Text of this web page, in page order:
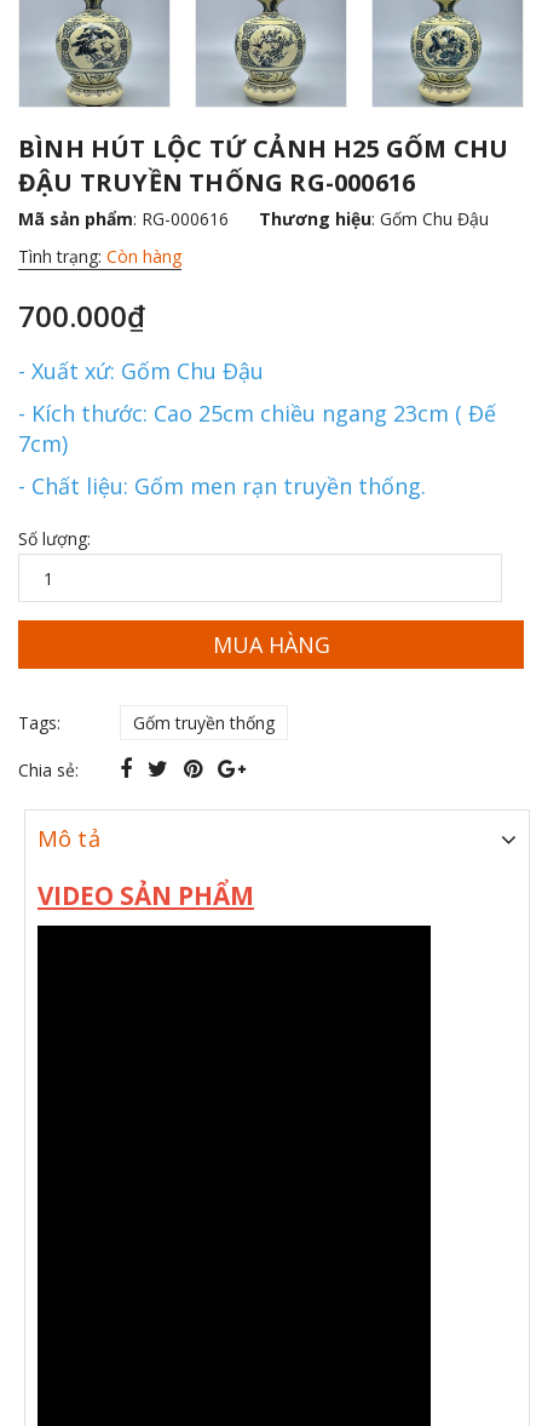
BÌNH HÚT LỘC TỨ CẢNH H25 GỐM CHU
ĐẬU TRUYỀN THỐNG RG-000616
Mã sản phẩm: RG-000616 Thương hiệu: Gốm Chu Đậu
Tình trạng: Còn hàng
700.000₫
- Xuất xứ: Gốm Chu Đậu
- Kích thước: Cao 25cm chiều ngang 23cm ( Đế
7cm)
- Chất liệu: Gốm men rạn truyền thống.
Số lượng:
MUA HÀNG
Tags: Gốm truyền thống
Chia sẻ:
Mô tả
VIDEO SẢN PHẨM